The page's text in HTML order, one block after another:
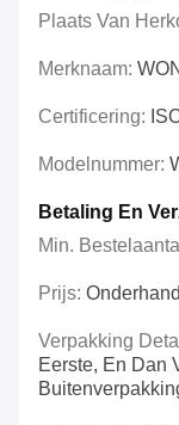
Plaats Van
Merknaam:
Certificering:
Modelnummer:
Betaling En
Min.
Prijs:
Verpakking
Eerste, En Dan